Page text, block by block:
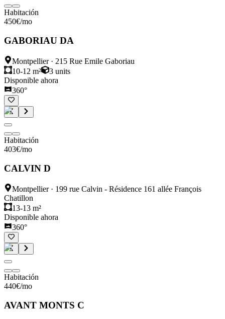
Habitación
450€/mo
GABORIAU DA
Montpellier· 215 Rue Emile Gaboriau
10-12 m²
3 units
Disponible ahora
360°
Habitación
403€/mo
CALVIN D
Montpellier· 199 rue Calvin - Résidence 161 allée François
Chatillon
13-13 m²
Disponible ahora
360°
Habitación
440€/mo
AVANT MONTS C